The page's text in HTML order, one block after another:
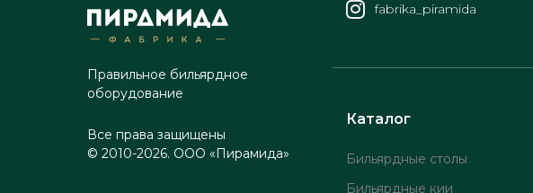
Правильное бильярдное
оборудование
Все права защищены
© 2010-2026. ООО «Пирамида»
fabrika_piramida
Каталог
Бильярдные столы
Бильярдные кии